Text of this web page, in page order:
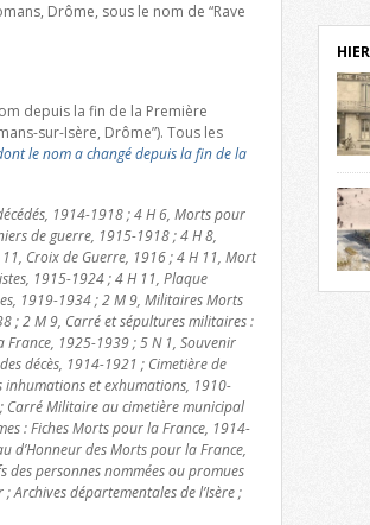
Drôme, sous le nom de “Rave
depuis la fin de la Première
sur-Isère, Drôme”). Tous les
le nom a changé depuis la fin de la
1914-1918 ; 4 H 6, Morts pour
de guerre, 1915-1918 ; 4 H 8,
Croix de Guerre, 1916 ; 4 H 11, Mort
1915-1924 ; 4 H 11, Plaque
1919-1934 ; 2 M 9, Militaires Morts
; 2 M 9, Carré et sépultures militaires :
1925-1939 ; 5 N 1, Souvenir
décès, 1914-1921 ; Cimetière de
inhumations et exhumations, 1910-
Carré Militaire au cimetière municipal
: Fiches Morts pour la France, 1914-
d’Honneur des Morts pour la France,
des personnes nommées ou promues
Archives départementales de l’Isère ;